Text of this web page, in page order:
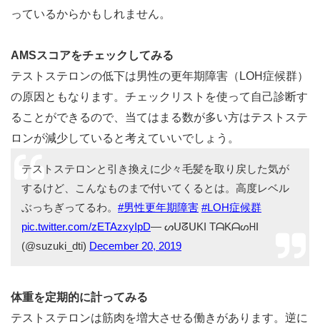
っているからかもしれません。
AMSスコアをチェックしてみる
テストステロンの低下は男性の更年期障害（LOH症候群）
の原因ともなります。チェックリストを使って自己診断す
ることができるので、当てはまる数が多い方はテストステ
ロンが減少していると考えていいでしょう。
テストステロンと引き換えに少々毛髪を取り戻した気が
するけど、こんなものまで付いてくるとは。高度レベル
ぶっちぎってるわ。 #男性更年期障害 #LOH症候群
pic.twitter.com/zETAzxyIpD— ᔕᑌᘔᑌKI TᗩKᗩᔕᕼI
(@suzuki_dti) December 20, 2019
体重を定期的に計ってみる
テストステロンは筋肉を増大させる働きがあります。逆に